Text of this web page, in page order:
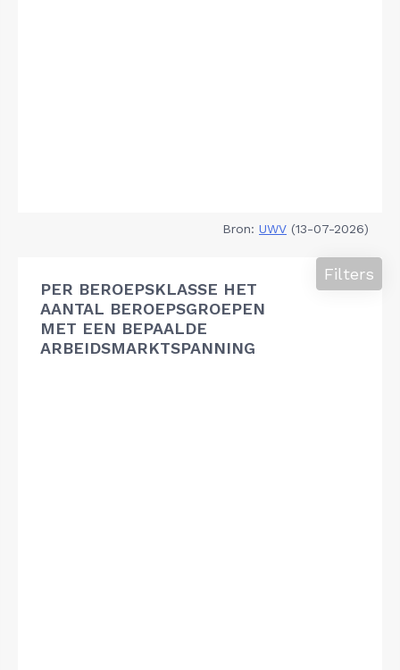
Bron: UWV (13-07-2026)
PER BEROEPSKLASSE HET
AANTAL BEROEPSGROEPEN
MET EEN BEPAALDE
ARBEIDSMARKTSPANNING
Filters